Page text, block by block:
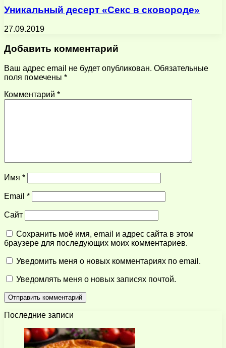
Уникальный десерт «Секс в сковороде»
27.09.2019
Добавить комментарий
Ваш адрес email не будет опубликован. Обязательные
поля помечены *
Комментарий *
Имя *
Email *
Сайт
Сохранить моё имя, email и адрес сайта в этом
браузере для последующих моих комментариев.
Уведомить меня о новых комментариях по email.
Уведомлять меня о новых записях почтой.
Последние записи